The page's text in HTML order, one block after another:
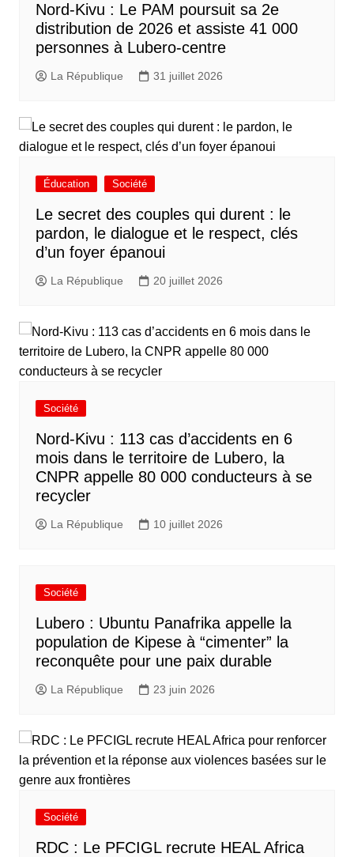
Nord-Kivu : Le PAM poursuit sa 2e
distribution de 2026 et assiste 41 000
personnes à Lubero-centre
La République 31 juillet 2026
Éducation Société
Le secret des couples qui durent : le
pardon, le dialogue et le respect, clés
d’un foyer épanoui
La République 20 juillet 2026
Société
Nord-Kivu : 113 cas d’accidents en 6
mois dans le territoire de Lubero, la
CNPR appelle 80 000 conducteurs à se
recycler
La République 10 juillet 2026
Société
Lubero : Ubuntu Panafrika appelle la
population de Kipese à “cimenter” la
reconquête pour une paix durable
La République 23 juin 2026
Société
RDC : Le PFCIGL recrute HEAL Africa